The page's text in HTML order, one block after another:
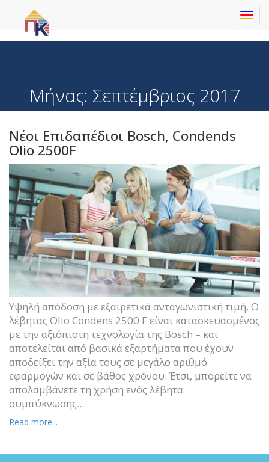
Μήνας: Σεπτέμβριος 2017
Νέοι Επιδαπέδιοι Bosch, Condends
Olio 2500F
Υψηλή απόδοση με εξαιρετικά ανταγωνιστική τιμή. Ο
λέβητας Olio Condens 2500 F είναι κατασκευασμένος
με την αξιόπιστη τεχνολογία της Bosch – και
αποτελείται από βασικά εξαρτήματα που έχουν
αποδείξει την αξία τους σε μεγάλο αριθμό
εφαρμογών και σε βάθος χρόνου. Έτσι, μπορείτε να
απολαμβάνετε τη χρήση ενός λέβητα
συμπύκνωσης...
Read more...